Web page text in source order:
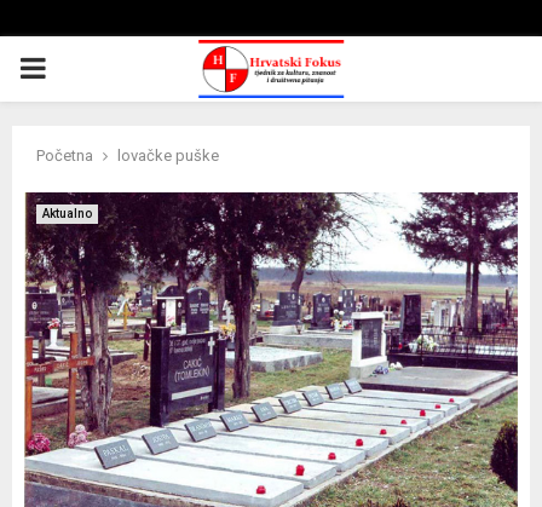
PRIMARY
Početna lovačke puške
Aktualno